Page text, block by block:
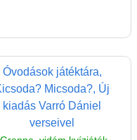
Óvodások játéktára,
Micsoda?, Új
kiadás Varró Dániel
verseivel